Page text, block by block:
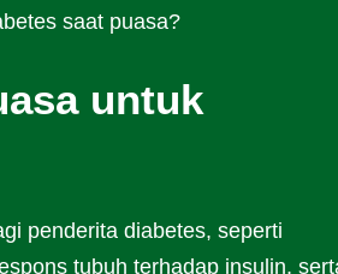
saat puasa?
untuk
penderita diabetes, seperti
tubuh terhadap insulin,